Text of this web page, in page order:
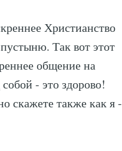
Христианство
Так вот этот
общение на
- это здорово!
скажете также как я -